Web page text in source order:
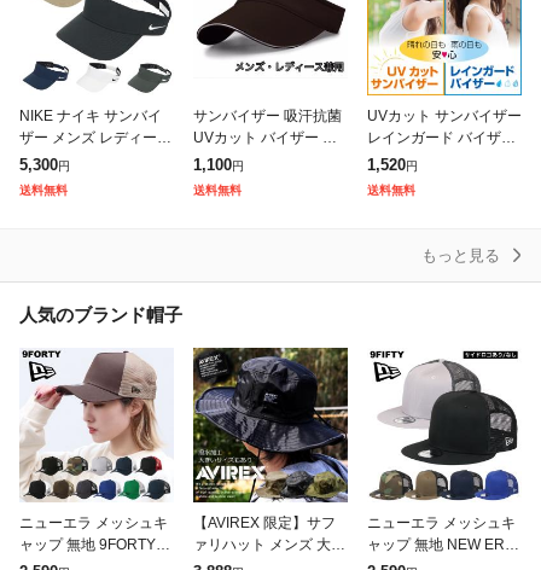
NIKE ナイキ サンバイ
ザー メンズ レディース
ユニセックス DRY VIS
OR ドライ 帽子 日除け
スポーツ アウトドア
5,300円
送料無料
サンバイザー 吸汗抗菌
UVカット バイザー ス
ポーツ メンズ レディー
ス ゴルフ テニス 送料
無料
1,100円
送料無料
UVカット サンバイザー
レインガード バイザー
UVカット レディース
帽子 おしゃれ ゴルフ
自転車 テニス クリップ
1,520円
送料無料
もっと見る
人気のブランド帽子
ニューエラ メッシュキ
ャップ 無地 9FORTY N
ew Era NE205 メンズ
【AVIREX 限定】サフ
ァリハット メンズ 大き
いサイズ BIGサイズ ア
ニューエラ メッシュキ
ャップ 無地 NEW ERA
9FIFTY NE4030 トラッ